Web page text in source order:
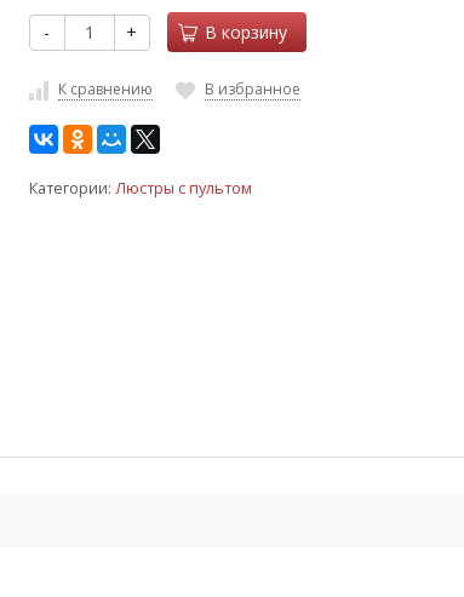
- + В корзину
К сравнению В избранное
Категории: Люстры с пультом